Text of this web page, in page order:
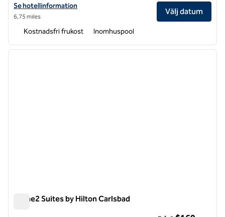
Visa hotelluppgifter för Embassy Suites by Hilton San Diego La Jolla
Se hotellinformation
6,75 miles
Välj datum
Kostnadsfri frukost Inomhuspool
1 av 12
nästa
Home2 Suites by Hilton Carlsbad